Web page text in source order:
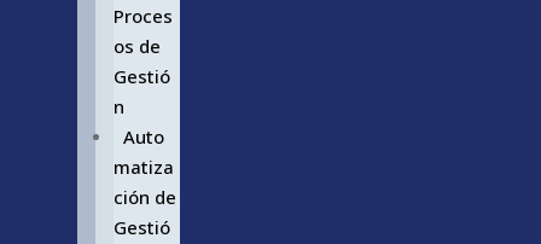
Proces
os de
Gestió
n
Auto
matiza
ción de
Gestió